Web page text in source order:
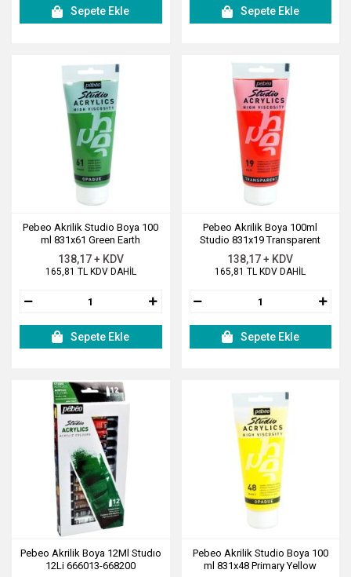
Sepete Ekle Sepete Ekle
Pebeo Akrilik Studio Boya 100
ml 831x61 Green Earth
138,17 + KDV
165,81 TL KDV DAHİL
Sepete Ekle
Pebeo Akrilik Boya 100ml
Studio 831x19 Transparent
Vermilion
138,17 + KDV
165,81 TL KDV DAHİL
Sepete Ekle
Pebeo Akrilik Boya 12Ml Studıo
12Li 666013-668200
Pebeo Akrilik Studio Boya 100
ml 831x48 Primary Yellow